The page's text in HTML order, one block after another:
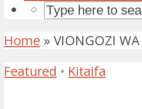
Home » VIONGOZI
Featured • Kitaifa